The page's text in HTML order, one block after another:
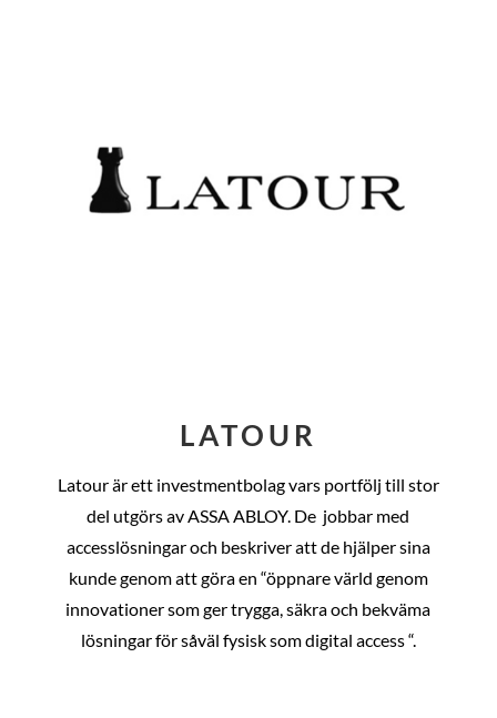
LATOUR
Latour är ett investmentbolag vars portfölj till stor
del utgörs av ASSA ABLOY. De jobbar med
accesslösningar och beskriver att de hjälper sina
kunde genom att göra en “öppnare värld genom
innovationer som ger trygga, säkra och bekväma
lösningar för såväl fysisk som digital access “.